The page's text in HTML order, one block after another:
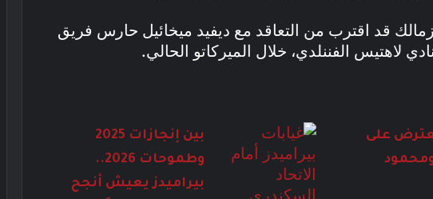
قد اقترب من التعاقد مع ديفيد ميخائيل حارس فريق
لاهتيس الفننلدي، خلال الميركاتو الحالي.
على
بين إنجازات 2025
وطموحات 2026..
بيراميدز يعيش أنجح